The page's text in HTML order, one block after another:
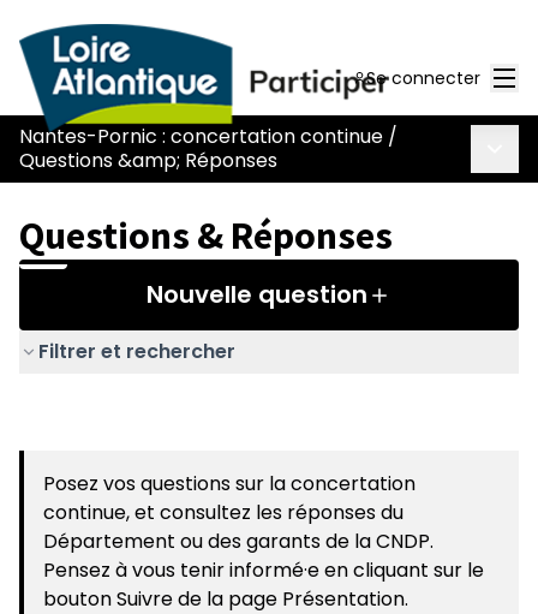
Se connecter
Nantes-Pornic : concertation continue /
Questions &amp; Réponses
Questions & Réponses
Nouvelle question
Filtrer et rechercher
Posez vos questions sur la concertation
continue, et consultez les réponses du
Département ou des garants de la CNDP.
Pensez à vous tenir informé·e en cliquant sur le
bouton Suivre de la page Présentation.